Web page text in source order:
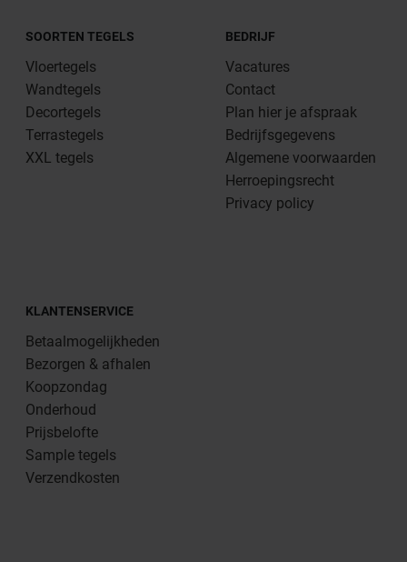
SOORTEN TEGELS
Vloertegels
Wandtegels
Decortegels
Terrastegels
XXL tegels
BEDRIJF
Vacatures
Contact
Plan hier je afspraak
Bedrijfsgegevens
Algemene voorwaarden
Herroepingsrecht
Privacy policy
KLANTENSERVICE
Betaalmogelijkheden
Bezorgen & afhalen
Koopzondag
Onderhoud
Prijsbelofte
Sample tegels
Verzendkosten